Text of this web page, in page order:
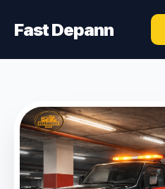
Fast Depann